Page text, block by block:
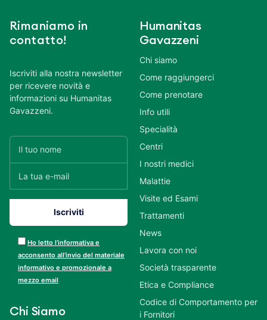
Rimaniamo in
contatto!
Iscriviti alla nostra newsletter
per ricevere novità e
informazioni su Humanitas
Gavazzeni.
Ho letto l’informativa e
acconsento all’invio del materiale
informativo e promozionale a
mezzo email
Chi Siamo
Humanitas
Gavazzeni
Chi siamo
Come raggiungerci
Come prenotare
Info utili
Specialità
Centri
I nostri medici
Malattie
Visite ed Esami
Trattamenti
News
Lavora con noi
Società trasparente
Etica e Compliance
Codice di Comportamento per
i Fornitori